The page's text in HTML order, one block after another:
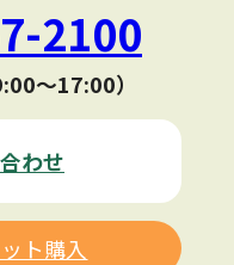
2100
〜17:00）
わせ
ト購入